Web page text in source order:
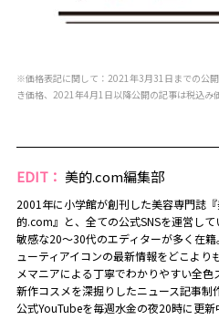
※価格表記に関して：2021年3月31日までの公
き価格、2021年4月1日以降公開の記事は税込み
EDIT： 美的.com編集部
2001年に小学館が創刊した美容専門誌
的.com』と、全ての公式SNSを運営し
敏感な20～30代のエディターが多く在
ューティアイコンの最新情報をどこより
メマニアによる丁寧でわかりやすい全
新作コスメを深掘りしたニュース記事制
公式YouTubeを毎週水金の夜20時に更新